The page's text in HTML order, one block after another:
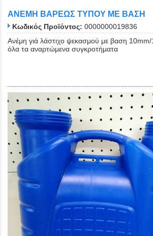
ΑΝΕΜΗ ΒΑΡΕΩΣ ΤΥΠΟΥ ΜΕ ΒΑΣΗ
Κωδικός Προϊόντος: 0000000019836
Ανέμη γιά λάστιχο ψεκασμού με βαση 10mm/
όλα τα αναρτώμενα συγκροτήματα